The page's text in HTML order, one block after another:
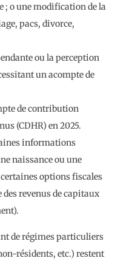
; o une modification de la
pacs, divorce,
ou la perception
un acompte de
de contribution
(CDHR) en 2025.
informations
naissance ou une
options fiscales
revenus de capitaux
de régimes particuliers
résidents, etc.) restent